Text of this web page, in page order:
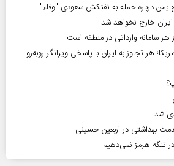
یمن درباره حمله به نفتکش سعودی "وفاء"
خارج نخواهد شد
هر سامانه وارداتی در منطقه است
هر تجاوز به ایران با پاسخی ویرانگر روبه‌رو
شد
تنگه هرمز نمی‌دهیم